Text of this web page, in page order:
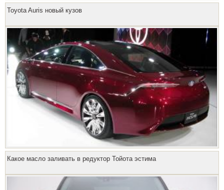
Toyota Auris новый кузов
Какое масло заливать в редуктор Тойота эстима